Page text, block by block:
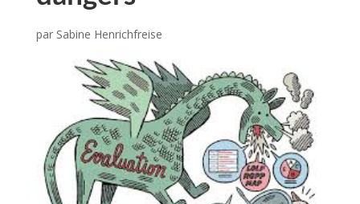
par Sabine Henrichfreise